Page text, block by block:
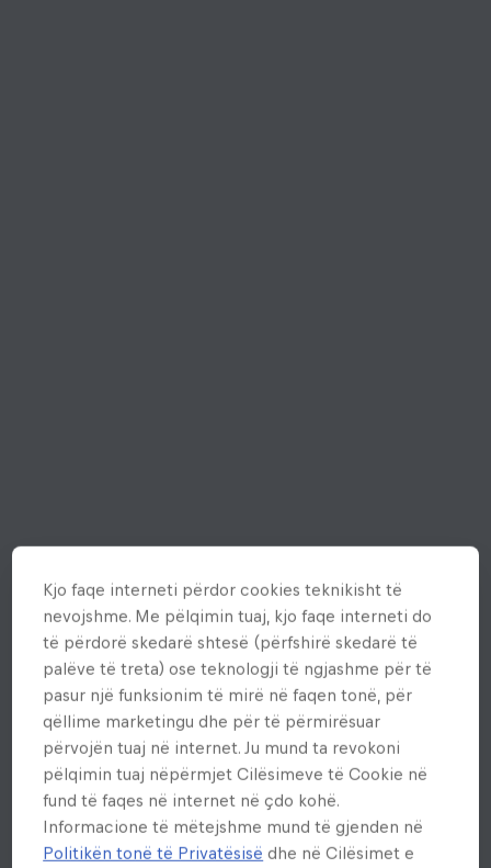
Kjo faqe interneti përdor cookies teknikisht të
nevojshme. Me pëlqimin tuaj, kjo faqe interneti do
të përdorë skedarë shtesë (përfshirë skedarë të
palëve të treta) ose teknologji të ngjashme për të
pasur një funksionim të mirë në faqen tonë, për
qëllime marketingu dhe për të përmirësuar
përvojën tuaj në internet. Ju mund ta revokoni
pëlqimin tuaj nëpërmjet Cilësimeve të Cookie në
fund të faqes në internet në çdo kohë.
Informacione të mëtejshme mund të gjenden në
Politikën tonë të Privatësisë dhe në Cilësimet e